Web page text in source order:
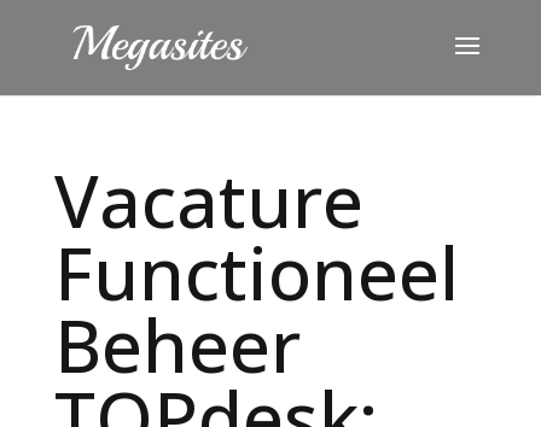
Vacature
Functioneel
Beheer